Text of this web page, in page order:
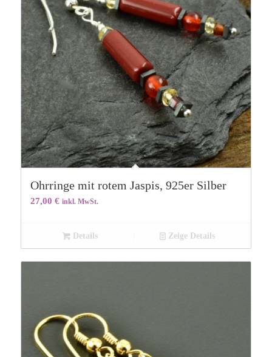
Ohrringe mit rotem Jaspis, 925er Silber
27,00 € inkl. MwSt.
Details Zeige Details